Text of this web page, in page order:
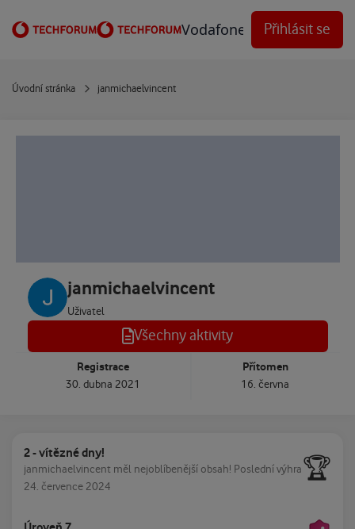
Vodafone Techforum
Přihlásit se
Úvodní stránka janmichaelvincent
janmichaelvincent
Uživatel
Registrace
30. dubna 2021
Přítomen
16. června
Všechny aktivity
2 - vítězné dny!
janmichaelvincent měl nejoblíbenější obsah! Poslední výhra
24. července 2024
🏆